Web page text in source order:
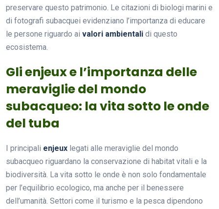
preservare questo patrimonio. Le citazioni di biologi marini e
di fotografi subacquei evidenziano l’importanza di educare
le persone riguardo ai valori ambientali di questo
ecosistema.
Gli enjeux e l’importanza delle
meraviglie del mondo
subacqueo: la vita sotto le onde
del tuba
I principali enjeux legati alle meraviglie del mondo
subacqueo riguardano la conservazione di habitat vitali e la
biodiversità. La vita sotto le onde è non solo fondamentale
per l’equilibrio ecologico, ma anche per il benessere
dell’umanità. Settori come il turismo e la pesca dipendono